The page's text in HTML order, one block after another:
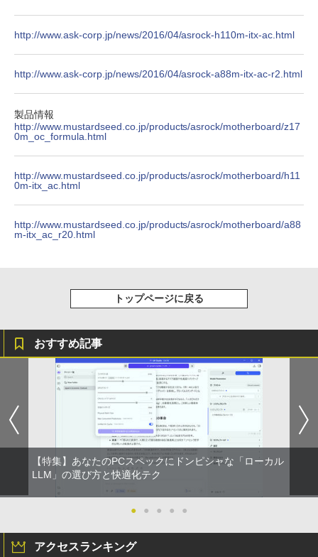
イリスオーヤマ DT-JF *
【2026年最新改良版・高級金属製】【タ
タッチパネル ワイヤレス接続 電池内蔵
自立スタンド モバイルモニター スタンド
質 デュアルモニター サブモニター ポー
タブルモニター 選べる9パータン
レスイヤホン Bluetooth 5.4 ノイズキャンセ
￥3,480
http://www.ask-corp.jp/news/2016/04/asrock-h110m-itx-ac.html
http://www.ask-corp.jp/news/2016/04/asrock-a88m-itx-ac-r2.html
製品情報
http://www.mustardseed.co.jp/products/asrock/motherboard/z17
0m_oc_formula.html
http://www.mustardseed.co.jp/products/asrock/motherboard/h11
0m-itx_ac.html
http://www.mustardseed.co.jp/products/asrock/motherboard/a88
m-itx_ac_r20.html
トップページに戻る
おすすめ記事
【特集】あなたのPCスペックにドンピシャな「ローカル
LLM」の選び方と快適化テク
● ● ● ● ●
アクセスランキング